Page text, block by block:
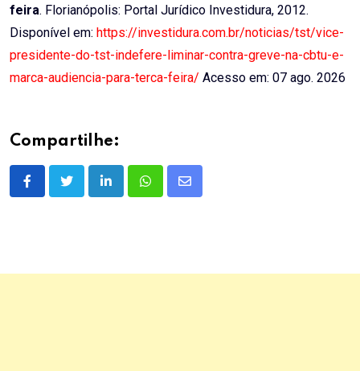
feira. Florianópolis: Portal Jurídico Investidura, 2012.
Disponível em: https://investidura.com.br/noticias/tst/vice-
presidente-do-tst-indefere-liminar-contra-greve-na-cbtu-e-
marca-audiencia-para-terca-feira/ Acesso em: 07 ago. 2026
Compartilhe:
LinkedInWhatsappShare